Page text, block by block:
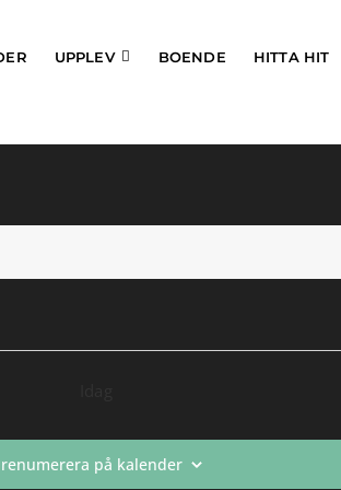
UPPLEV BOENDE HITTA HIT
på kalender